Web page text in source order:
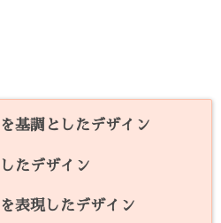
基調としたデザイン
たデザイン
表現したデザイン